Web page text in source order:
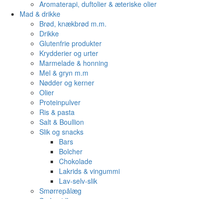
Aromaterapi, duftolier & æteriske olier
Mad & drikke
Brød, knækbrød m.m.
Drikke
Glutenfrie produkter
Krydderier og urter
Marmelade & honning
Mel & gryn m.m
Nødder og kerner
Olier
Proteinpulver
Ris & pasta
Salt & Boullion
Slik og snacks
Bars
Bolcher
Chokolade
Lakrids & vingummi
Lav-selv-slik
Smørrepålæg